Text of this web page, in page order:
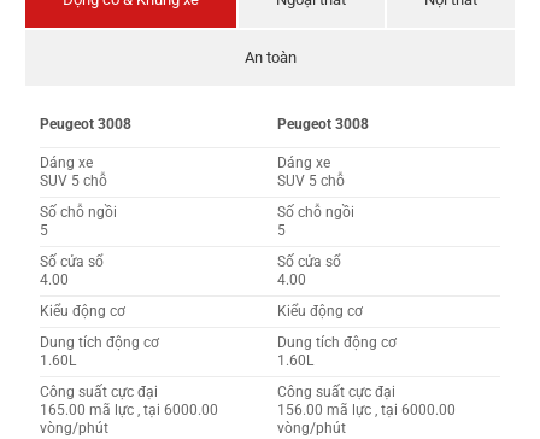
An toàn
Peugeot 3008 Peugeot 3008
Dáng xe
SUV 5 chỗ
Dáng xe
SUV 5 chỗ
Số chỗ ngồi
5
Số chỗ ngồi
5
Số cửa sổ
4.00
Số cửa sổ
4.00
Kiểu động cơ
Kiểu động cơ
Dung tích động cơ
1.60L
Dung tích động cơ
1.60L
Công suất cực đại
165.00 mã lực , tại 6000.00
vòng/phút
Công suất cực đại
156.00 mã lực , tại 6000.00
vòng/phút